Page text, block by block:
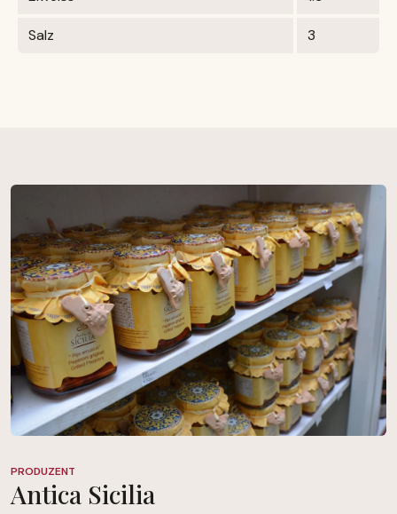
Salz 3
PRODUZENT
Antica Sicilia